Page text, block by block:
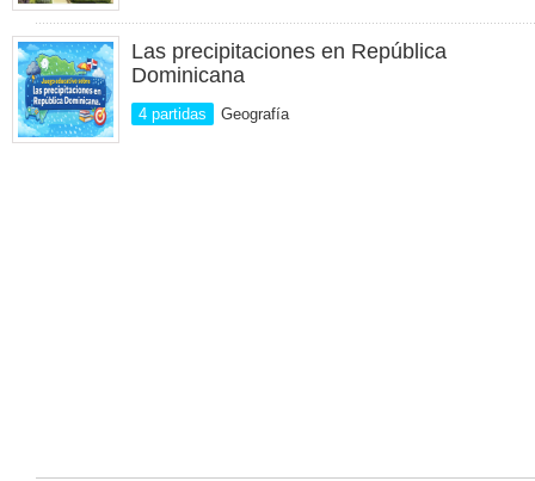
Las precipitaciones en República
Dominicana
4 partidas Geografía